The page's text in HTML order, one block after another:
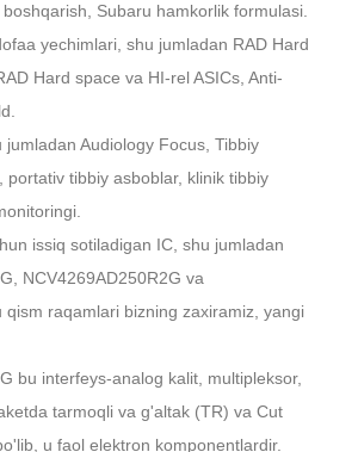
Subaru hamkorlik formulasi.
yechimlari, shu jumladan RAD Hard
Hard space va HI-rel ASICs, Anti-
jumladan Audiology Focus, Tibbiy
portativ tibbiy asboblar, klinik tibbiy
issiq sotiladigan IC, shu jumladan
NCV4269AD250R2G va
qism raqamlari bizning zaxiramiz, yangi
bu interfeys-analog kalit, multipleksor,
tarmoqli va g'altak (TR) va Cut
u faol elektron komponentlardir.